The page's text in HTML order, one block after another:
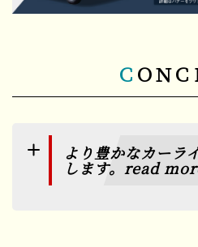
ＣＯＮ
より豊かなカーラ
します。read